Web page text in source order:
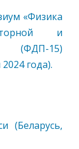
«Физика
и
(ФДП-15)
года).
(Беларусь,